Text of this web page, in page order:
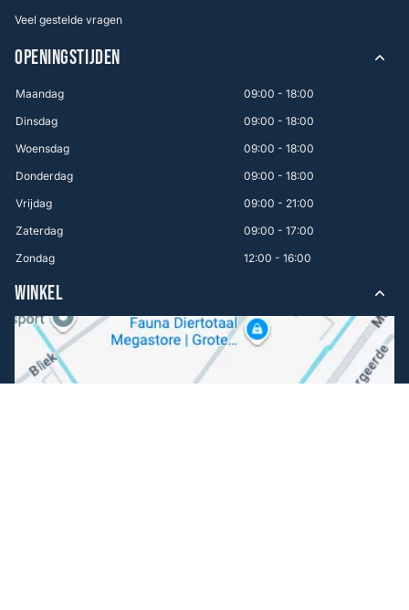
Veel gestelde vragen
OPENINGSTIJDEN
Maandag
09:00 - 18:00
Dinsdag
09:00 - 18:00
Woensdag
09:00 - 18:00
Donderdag
09:00 - 18:00
Vrijdag
09:00 - 21:00
Zaterdag
09:00 - 17:00
Zondag
12:00 - 16:00
WINKEL